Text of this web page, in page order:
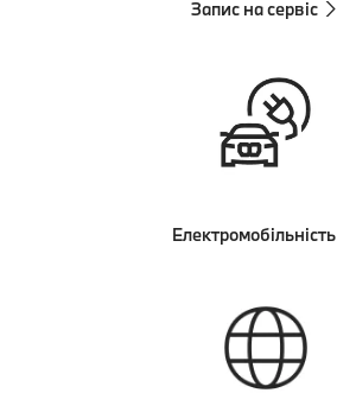
Запис на сервіс
Електромобільність